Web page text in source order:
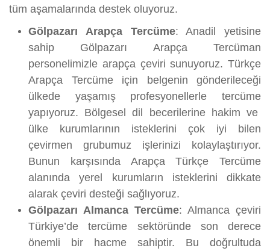
tüm aşamalarında destek oluyoruz.
Gölpazarı Arapça Tercüme: Anadil yetisine
sahip Gölpazarı Arapça Tercüman
personelimizle arapça çeviri sunuyoruz. Türkçe
Arapça Tercüme için belgenin gönderileceği
ülkede yaşamış profesyonellerle tercüme
yapıyoruz. Bölgesel dil becerilerine hakim ve
ülke kurumlarının isteklerini çok iyi bilen
çevirmen grubumuz işlerinizi kolaylaştırıyor.
Bunun karşısında Arapça Türkçe Tercüme
alanında yerel kurumların isteklerini dikkate
alarak çeviri desteği sağlıyoruz.
Gölpazarı Almanca Tercüme: Almanca çeviri
Türkiye’de tercüme sektöründe son derece
önemli bir hacme sahiptir. Bu doğrultuda